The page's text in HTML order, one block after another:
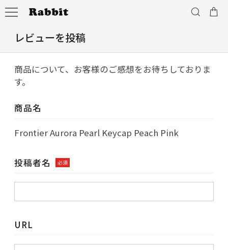
レビューを投稿
商品について、お客様のご感想をお待ちしておりま
す。
商品名
Frontier Aurora Pearl Keycap Peach Pink
投稿者名 必須
URL